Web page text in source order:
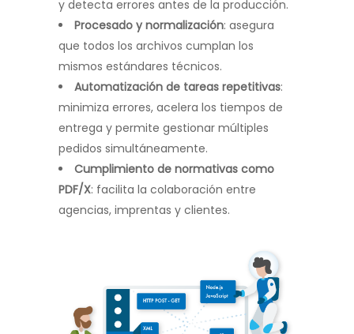
y detecta errores antes de la producción.
Procesado y normalización: asegura
que todos los archivos cumplan los
mismos estándares técnicos.
Automatización de tareas repetitivas:
minimiza errores, acelera los tiempos de
entrega y permite gestionar múltiples
pedidos simultáneamente.
Cumplimiento de normativas como
PDF/X: facilita la colaboración entre
agencias, imprentas y clientes.